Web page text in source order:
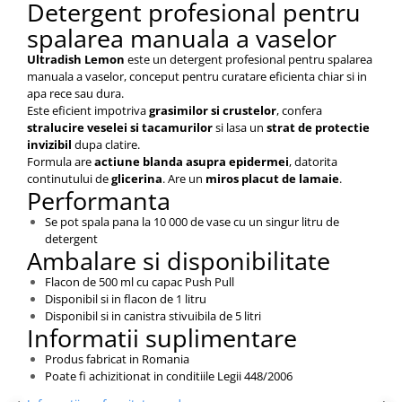
Articole pentru rufe, casa,
geamuri, mobila
Articole pentru birou, suprafete,
pardoseli
Intretinere si odorizante masina
Saci de gunoi
Accesorii pentru curatenie
Tipografie si stampile
Formulare tipizate
Caiete si blocnotesuri
personalizate
Stampile, tusiere si tus
Protectia muncii si Imbracaminte
Imbracaminte
Tricouri
Bluze & Pulovere
Detergent profesional pentru
spalarea manuala a vaselor
Ultradish Lemon este un detergent profesional pentru spalarea
manuala a vaselor, conceput pentru curatare eficienta chiar si in
apa rece sau dura.
Este eficient impotrivagrasimilor si crustelor, confera
stralucire veselei si tacamurilorsi lasa un strat de protectie
invizibil dupa clatire.
Formula areactiune blanda asupra epidermei, datorita
continutului deglicerina. Are un miros placut de lamaie.
Performanta
Se pot spala pana la 10 000 de vase cu un singur litru de
detergent
Ambalare si disponibilitate
Flacon de 500 ml cu capac Push Pull
Disponibil si in flacon de 1 litru
Disponibil si in canistra stivuibila de 5 litri
Informatii suplimentare
Produs fabricat in Romania
Poate fi achizitionat in conditiile Legii 448/2006